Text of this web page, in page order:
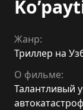
Жанр:
Триллер на
О фильме:
Талантливый